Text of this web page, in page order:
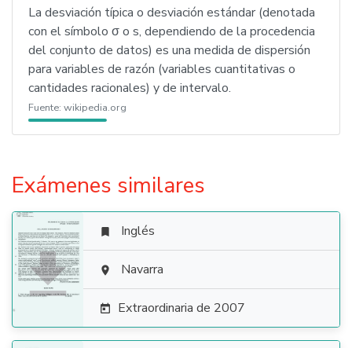
La desviación típica o desviación estándar (denotada
con el símbolo σ o s, dependiendo de la procedencia
del conjunto de datos) es una medida de dispersión
para variables de razón (variables cuantitativas o
cantidades racionales) y de intervalo.
Fuente: wikipedia.org
Exámenes similares

 Inglés
 Navarra
 Extraordinaria de 2007